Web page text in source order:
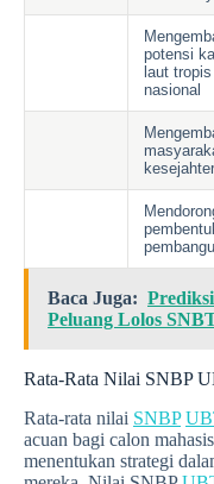
potensi
laut
nasional
Baca Juga:
Peluang Lolos
Rata-Rata Nilai SNBP
Rata-rata nilai SNBP
acuan bagi calon
menentukan strategi